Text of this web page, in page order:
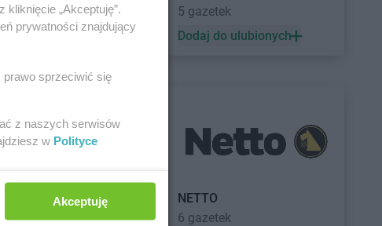
do ulubionych
5 gazetek
Dodaj do ulubionych
NETTO
6 gazetek
„Akceptuję”.
prywatności znajdujący
prawo sprzeciwić się
z naszych serwisów
w Polityce
Akceptuję